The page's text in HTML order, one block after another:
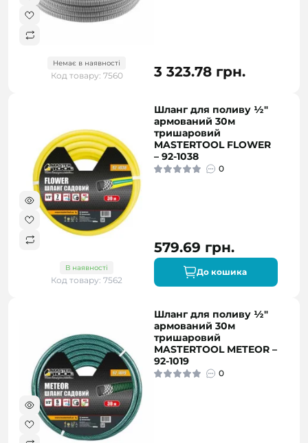
Немає в наявності
Код товару: 7560 3 323.78 грн.
В наявності
Код товару: 7562
Шланг для поливу ½"
армований 30м
тришаровий
MASTERTOOL FLOWER
– 92-1038
0
579.69 грн.
До кошика
Шланг для поливу ½"
армований 30м
тришаровий
MASTERTOOL METEOR –
92-1019
0